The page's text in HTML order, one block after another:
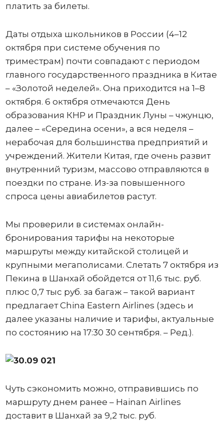
платить за билеты.
Даты отдыха школьников в России (4–12
октября при системе обучения по
триместрам) почти совпадают с периодом
главного государственного праздника в Китае
– «Золотой неделей». Она приходится на 1–8
октября. 6 октября отмечаются День
образования КНР и Праздник Луны – чжунцю,
далее – «Середина осени», а вся неделя –
нерабочая для большинства предприятий и
учреждений. Жители Китая, где очень развит
внутренний туризм, массово отправляются в
поездки по стране. Из-за повышенного
спроса цены авиабилетов растут.
Мы проверили в системах онлайн-
бронирования тарифы на некоторые
маршруты между китайской столицей и
крупными мегаполисами. Слетать 7 октября из
Пекина в Шанхай обойдется от 11,6 тыс. руб.
плюс 0,7 тыс руб. за багаж – такой вариант
предлагает China Eastern Airlines (здесь и
далее указаны наличие и тарифы, актуальные
по состоянию на 17:30 30 сентября. – Ред.).
Чуть сэкономить можно, отправившись по
маршруту днем ранее – Hainan Airlines
доставит в Шанхай за 9,2 тыс. руб.